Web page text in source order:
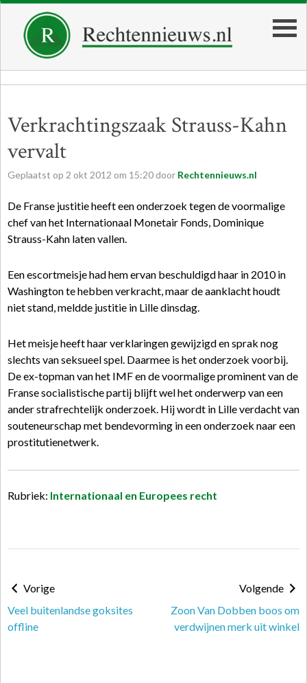
Verkrachtingszaak Strauss-Kahn
vervalt
Geplaatst op 2 okt 2012 om 15:20 door Rechtennieuws.nl
De Franse justitie heeft een onderzoek tegen de voormalige
chef van het Internationaal Monetair Fonds, Dominique
Strauss-Kahn laten vallen.
Een escortmeisje had hem ervan beschuldigd haar in 2010 in
Washington te hebben verkracht, maar de aanklacht houdt
niet stand, meldde justitie in Lille dinsdag.
Het meisje heeft haar verklaringen gewijzigd en sprak nog
slechts van seksueel spel. Daarmee is het onderzoek voorbij.
De ex-topman van het IMF en de voormalige prominent van de
Franse socialistische partij blijft wel het onderwerp van een
ander strafrechtelijk onderzoek. Hij wordt in Lille verdacht van
souteneurschap met bendevorming in een onderzoek naar een
prostitutienetwerk.
Rubriek: Internationaal en Europees recht
Vorige
Veel buitenlandse goksites
offline
Volgende
Zoon Van Dobben boos om
verdwijnen merk uit winkel